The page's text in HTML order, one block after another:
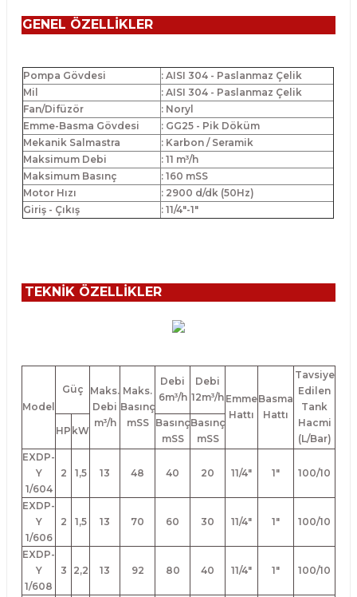
GENEL ÖZELLİKLER
Pompa Gövdesi
: AISI 304 - Paslanmaz Çelik
Mil
: AISI 304 - Paslanmaz Çelik
Fan/Difüzör
: Noryl
Emme-Basma Gövdesi
: GG25 - Pik Döküm
Mekanik Salmastra
: Karbon / Seramik
Maksimum Debi
: 11 m³/h
Maksimum Basınç
: 160 mSS
Motor Hızı
: 2900 d/dk (50Hz)
Giriş - Çıkış
: 11/4"-1"
TEKNİK ÖZELLİKLER
Model
Güç
Maks.
Debi
m³/h
Maks.
Basınç
mSS
Debi
6m³/h
Debi
12m³/h Emme
Hattı
Basma
Hattı
Tavsiye
Edilen
Tank
Hacmi
(L/Bar)
HP kW
Basınç
mSS
Basınç
mSS
EXDP-
Y
1/604
2 1,5 13 48 40 20 11/4" 1" 100/10
EXDP-
Y
1/606
2 1,5 13 70 60 30 11/4" 1" 100/10
EXDP-
Y
1/608
3 2,2 13 92 80 40 11/4" 1" 100/10